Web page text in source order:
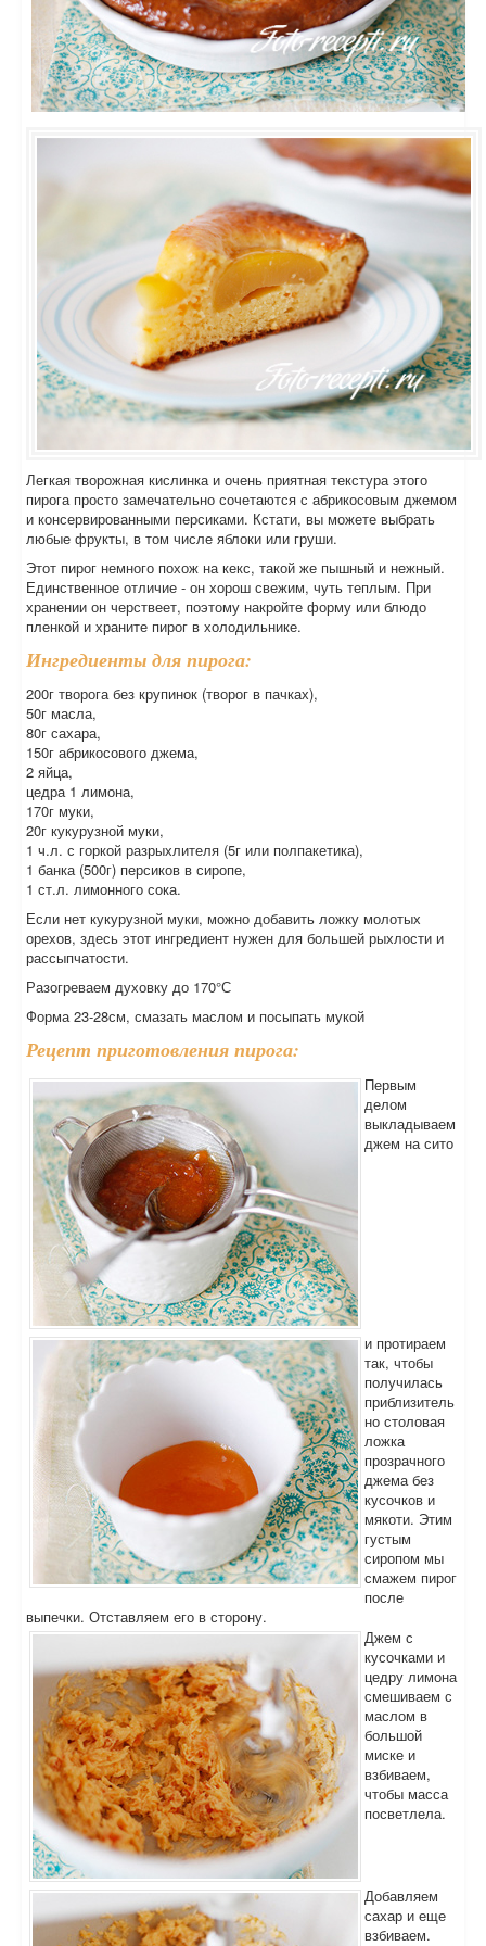
Легкая творожная кислинка и очень приятная текстура этого
пирога просто замечательно сочетаются с абрикосовым джемом
и консервированными персиками. Кстати, вы можете выбрать
любые фрукты, в том числе яблоки или груши.
Этот пирог немного похож на кекс, такой же пышный и нежный.
Единственное отличие - он хорош свежим, чуть теплым. При
хранении он черствеет, поэтому накройте форму или блюдо
пленкой и храните пирог в холодильнике.
Ингредиенты для пирога:
200г творога без крупинок (творог в пачках),
50г масла,
80г сахара,
150г абрикосового джема,
2 яйца,
цедра 1 лимона,
170г муки,
20г кукурузной муки,
1 ч.л. с горкой разрыхлителя (5г или полпакетика),
1 банка (500г) персиков в сиропе,
1 ст.л. лимонного сока.
Если нет кукурузной муки, можно добавить ложку молотых
орехов, здесь этот ингредиент нужен для большей рыхлости и
рассыпчатости.
Разогреваем духовку до 170°С
Форма 23-28см, смазать маслом и посыпать мукой
Рецепт приготовления пирога:
Первым
делом
выкладываем
джем на сито
и протираем
так, чтобы
получилась
приблизитель
но столовая
ложка
прозрачного
джема без
кусочков и
мякоти. Этим
густым
сиропом мы
смажем пирог
после
выпечки. Отставляем его в сторону.
Джем с
кусочками и
цедру лимона
смешиваем с
маслом в
большой
миске и
взбиваем,
чтобы масса
посветлела.
Добавляем
сахар и еще
взбиваем.